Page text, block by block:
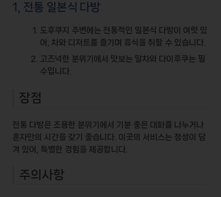
1, 전통 일본식 다방
도후쿠지 주변에는 전통적인 일본식 다방이 여럿 있
어, 차와 디저트를 즐기며 휴식을 취할 수 있습니다.
고즈넉한 분위기에서 맛보는 말차와 다이후쿠는 필
수입니다.
장점
전통 다방은 조용한 분위기에서 기분 좋은 대화를 나누거나
혼자만의 시간을 갖기 좋습니다. 이곳의 서비스는 정성이 담
겨 있어, 특별한 경험을 제공합니다.
주의사항